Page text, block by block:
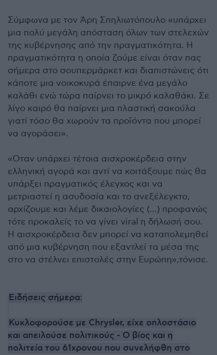
Σύμφωνα με τον Άρη Σπηλιωτόπουλο «υπάρχει
μια πολύ μεγάλη απόσταση όλων των στελεχών
της κυβέρνησης από την πραγματικότητα. Η
πραγματικότητα η οποία ζούμε είναι όταν πας
σήμερα στο σουπερμάρκετ και διαπιστώνεις ότι
κάποτε μια νοικοκυρά έπαιρνε ένα μεγάλο
καλάθι ενώ τώρα παίρνει το μικρό καλαθάκι. Σε
λίγο καιρό θα παίρνει μια πλαστική σακούλα
γιατί τόσο θα χωρούν τα προϊόντα που μπορεί
να αγοράσει».
«Όταν υπάρχει τέτοια αισχροκέρδεια στην
ελληνική αγορά και αντί να κοιτάξουμε πώς θα
υπάρξει πραγματικός έλεγχος και να
μετριαστεί η ασυδοσία και το ανεξέλεγκτο,
αρχίζουμε και λέμε δικαιολογίες (…) προφανώς
τότε προκαλείς το να γίνει viral η δήλωσή σου.
Η αισχροκέρδεια δεν μπορεί να καταπολεμηθεί
από μια κυβέρνηση που εξαντλεί τα μέσα της
στο να στέλνει επιστολές στην Ευρώπη»,τόνισε.
Ειδήσεις σήμερα:
Κυκλοφορούσε με Chrysler, είχε οπλοστάσιο
και απειλούσε πολιτικούς - Ο βίος και η
πολιτεία του 61χρονου που συνελήφθη στο